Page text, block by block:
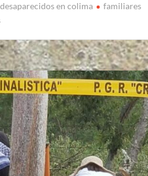
desaparecidos en colima
familiares